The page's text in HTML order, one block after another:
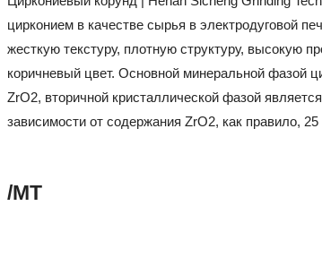
цирконием в качестве сырья в электродуговой
жесткую текстуру, плотную структуру, высокую
коричневый цвет. Основной минеральной фазой
ZrO2, вторичной кристаллической фазой
зависимости от содержания ZrO2, как правило,
/MT